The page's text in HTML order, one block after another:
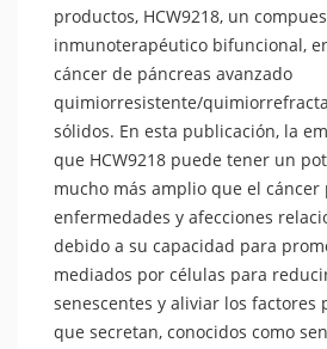
productos, HCW9218, un
inmunoterapéutico bifuncional,
cáncer de páncreas avanzado
quimiorresistente/
sólidos. En esta publicación, la
que HCW9218 puede tener un
mucho más amplio que el cáncer
enfermedades y afecciones
debido a su capacidad para
mediados por células para
senescentes y aliviar los factores
que secretan, conocidos como